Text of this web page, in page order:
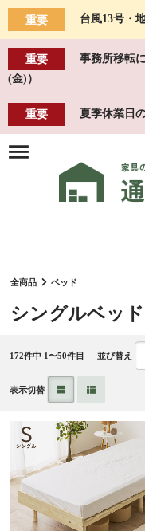
重要 台風13号・
重要
事務所移転
(金)）
重要 夏季休業日
全商品 ベッド
シングルベッド
172件中 1〜50件目 並び替え
表示切替